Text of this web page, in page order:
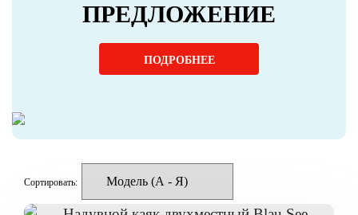
ПРЕДЛОЖЕНИЕ
ПОДРОБНЕЕ
Сортировать: